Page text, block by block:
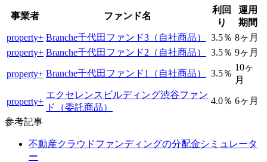
事業者 ファンド名
利回
り
運用
期間
property+ Branche千代田ファンド3（自社商品） 3.5％ 8ヶ月
property+ Branche千代田ファンド2（自社商品） 3.5％ 9ヶ月
property+ Branche千代田ファンド1（自社商品） 3.5％
10ヶ
月
property+
エクセレンスビルディング渋谷ファン
ド（委託商品）
4.0％ 6ヶ月
参考記事
不動産クラウドファンディングの分配金シミュレータ
ー